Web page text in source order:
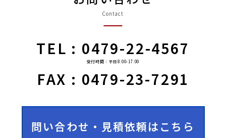
Contact
TEL : 0479-22-4567
受付時間：平日8:00-17:00
FAX : 0479-23-7291
問い合わせ・見積依頼はこちら